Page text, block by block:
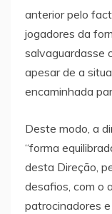
anterior pelo
jogadores da
salvaguardasse
apesar de a
encaminhada
Deste modo, a
“forma
desta Direção,
desafios, com o
patrocinadores